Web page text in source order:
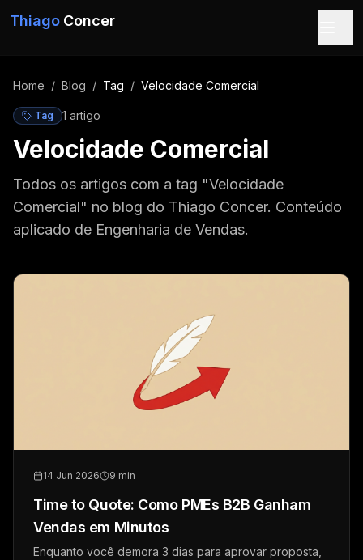
Thiago Concer
Home / Blog / Tag / Velocidade Comercial
Tag 1 artigo
Velocidade Comercial
Todos os artigos com a tag "Velocidade
Comercial" no blog do Thiago Concer. Conteúdo
aplicado de Engenharia de Vendas.
14 Jun 2026 9 min
Time to Quote: Como PMEs B2B Ganham
Vendas em Minutos
Enquanto você demora 3 dias para aprovar proposta,